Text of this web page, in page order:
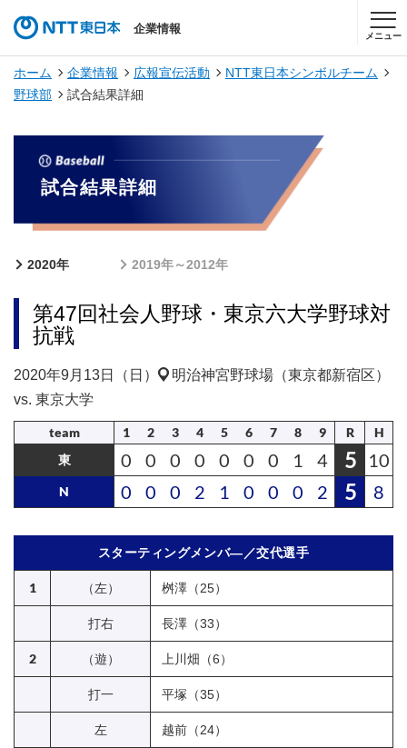
企業情報
メニュー
ホーム 企業情報 広報宣伝活動
NTT東日本シンボルチーム
野球部
試合結果詳細
試合結果詳細
2020年 2019年～2012年
第47回社会人野球・東京六大学野球対
抗戦
2020年9月13日（日）
明治神宮野球場（東京都新宿区）
vs. 東京大学
team 1 2 3 4 5 6 7 8 9 R
H
東
0 0 0 0 0 0 0 1 4 5 10
N 0 0 0 2 1 0 0 0 2 5 8
スターティングメンバ―／交代選手
1 （左） 桝澤（25）
打右 長澤（33）
2 （遊） 上川畑（6）
打一 平塚（35）
左 越前（24）